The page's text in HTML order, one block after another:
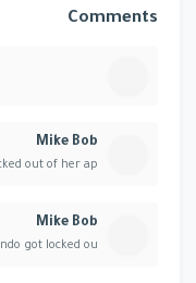
Comments
Mike Bob
out of her ap...
Mike Bob
got locked ou...